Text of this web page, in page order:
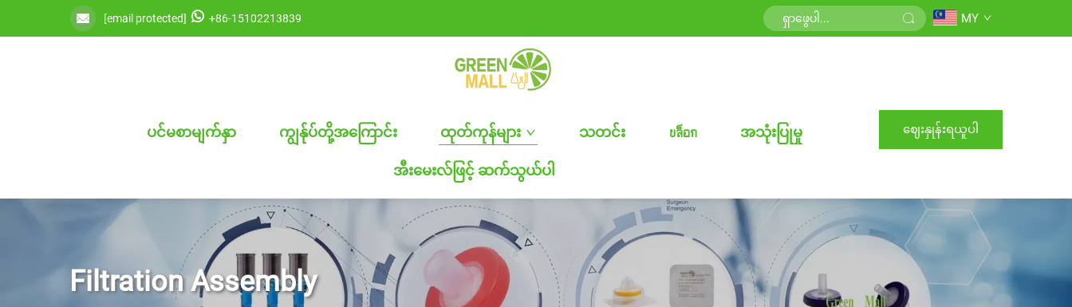
[email protected] +86-15102213839 MY
ပင်မစာမျက်နှာ ကျွန်ုပ်တို့အကြောင်း ထုတ်ကုန်များ သတင်း บล็อก အသုံးပြုမှု
အီးမေးလ်ဖြင့် ဆက်သွယ်ပါ
ဈေးနှုန်းရယူပါ
Filtration Assembly